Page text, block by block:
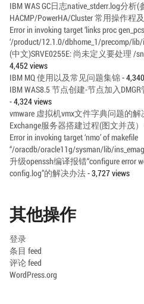
IBM WAS GC日志native_stderr.log分析(
HACMP/PowerHA/Cluster 常用操作程
Error in invoking target ‘links proc
‘/product/12.1.0/dbhome_1/precomp/lib/
(中文)SRVE0255E: 尚未定义要处理 /
4,452 views
IBM MQ 使用以及常见问题集锦-
IBM WAS8.5 节点创建-节点加入
- 4,324 views
vmware 虚拟机vmx文件字典问题的解
Exchange服务器搭建过程(图文并茂）
Error in invoking target ‘nmo’ of makefile
“/oracdb/oracle11g/sysman/lib/
升级openssh编译报错“configure error
config.log”的解决办法- 3,727 views
其他操作
登录
条目 feed
评论 feed
WordPress.org